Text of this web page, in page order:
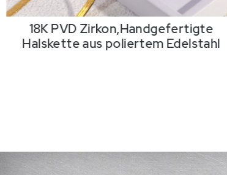
18K PVD Zirkon,Handgefertigte
Halskette aus poliertem Edelstahl